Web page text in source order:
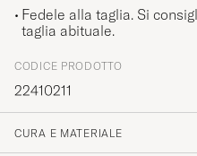
Fedele alla taglia. Si
taglia abituale.
CODICE PRODOTTO
22410211
CURA E MATERIALE